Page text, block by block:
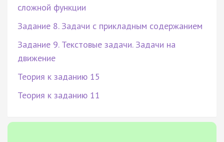
сложной функции
Задание 8. Задачи с прикладным содержанием
Задание 9. Текстовые задачи. Задачи на
движение
Теория к заданию 15
Теория к заданию 11